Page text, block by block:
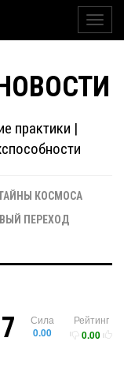
практики |
КОСМОСА
ПЕРЕХОД
Рейтинг
0.00
Сила
0.00